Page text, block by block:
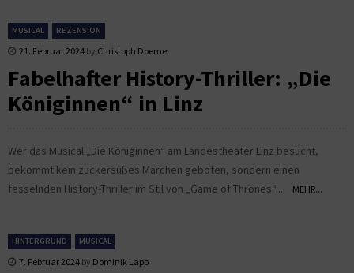
MUSICAL REZENSION
21. Februar 2024 by Christoph Doerner
Fabelhafter History-Thriller: „Die
Königinnen“ in Linz
Wer das Musical „Die Königinnen“ am Landestheater Linz besucht,
bekommt kein zuckersüßes Märchen geboten, sondern einen
fesselnden History-Thriller im Stil von „Game of Thrones“....
MEHR...
HINTERGRUND MUSICAL
7. Februar 2024 by Dominik Lapp